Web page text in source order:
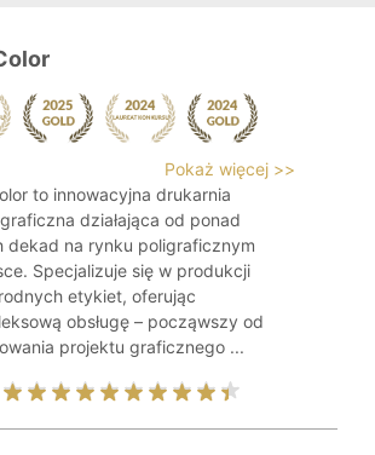
Pokaż więcej >>
to innowacyjna drukarnia
działająca od ponad
dekad na rynku poligraficznym
Specjalizuje się w produkcji
etykiet, oferując
obsługę – począwszy od
projektu graficznego ...